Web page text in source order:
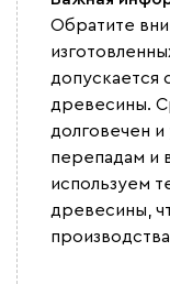
Обратите
допускается
древесины.
долговечен
перепадам и
используем
древесины,